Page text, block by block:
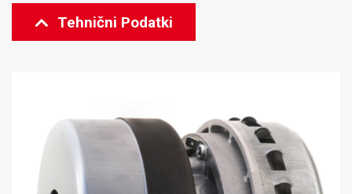
Tehnični Podatki